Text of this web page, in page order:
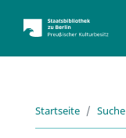
Startseite Suche